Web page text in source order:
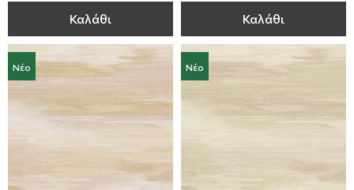
Καλάθι Καλάθι
Νέο Νέο